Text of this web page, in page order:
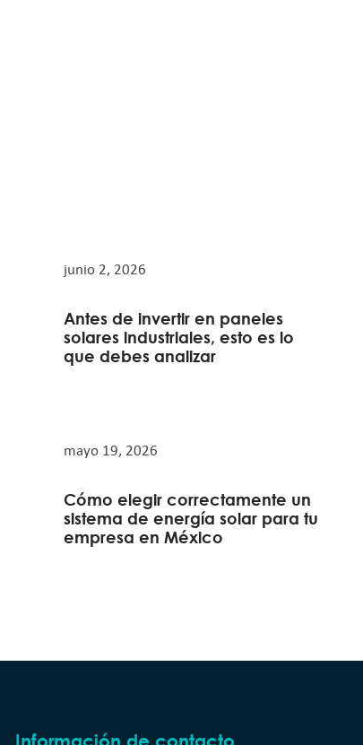
junio 2, 2026
Antes de invertir en paneles
solares industriales, esto es lo
que debes analizar
mayo 19, 2026
Cómo elegir correctamente un
sistema de energía solar para tu
empresa en México